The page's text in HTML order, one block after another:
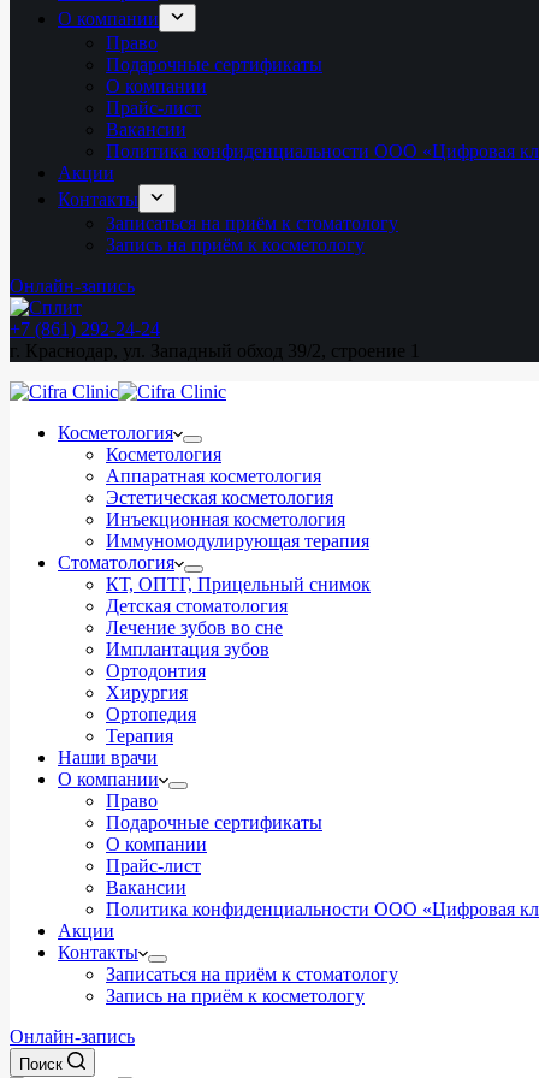
О компании
Право
Подарочные сертификаты
О компании
Прайс-лист
Вакансии
Политика конфиденциальности ООО «Цифровая
Акции
Контакты
Записаться на приём к стоматологу
Запись на приём к косметологу
Онлайн-запись
+7 (861) 292-24-24
г. Краснодар, ул. Западный обход 39/2, строение 1
Косметология
Косметология
Аппаратная косметология
Эстетическая косметология
Инъекционная косметология
Иммуномодулирующая терапия
Стоматология
КТ, ОПТГ, Прицельный снимок
Детская стоматология
Лечение зубов во сне
Имплантация зубов
Ортодонтия
Хирургия
Ортопедия
Терапия
Наши врачи
О компании
Право
Подарочные сертификаты
О компании
Прайс-лист
Вакансии
Политика конфиденциальности ООО «Цифровая
Акции
Контакты
Записаться на приём к стоматологу
Запись на приём к косметологу
Онлайн-запись
Поиск